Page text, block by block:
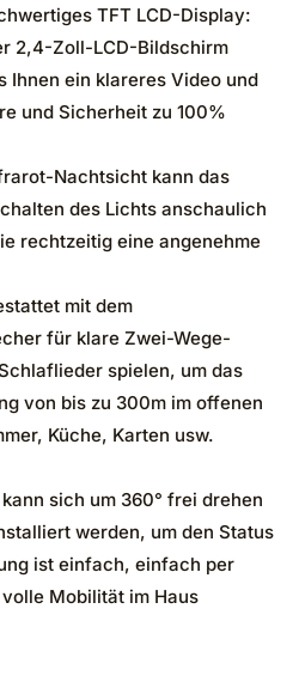
TFT LCD-Display:
2,4-Zoll-LCD-Bildschirm
ein klareres Video und
und Sicherheit zu 100%
Nachtsicht kann das
des Lichts anschaulich
rechtzeitig eine angenehme
mit dem
für klare Zwei-Wege-
spielen, um das
von bis zu 300m im offenen
Küche, Karten usw.
sich um 360° frei drehen
werden, um den Status
ist einfach, einfach per
Mobilität im Haus